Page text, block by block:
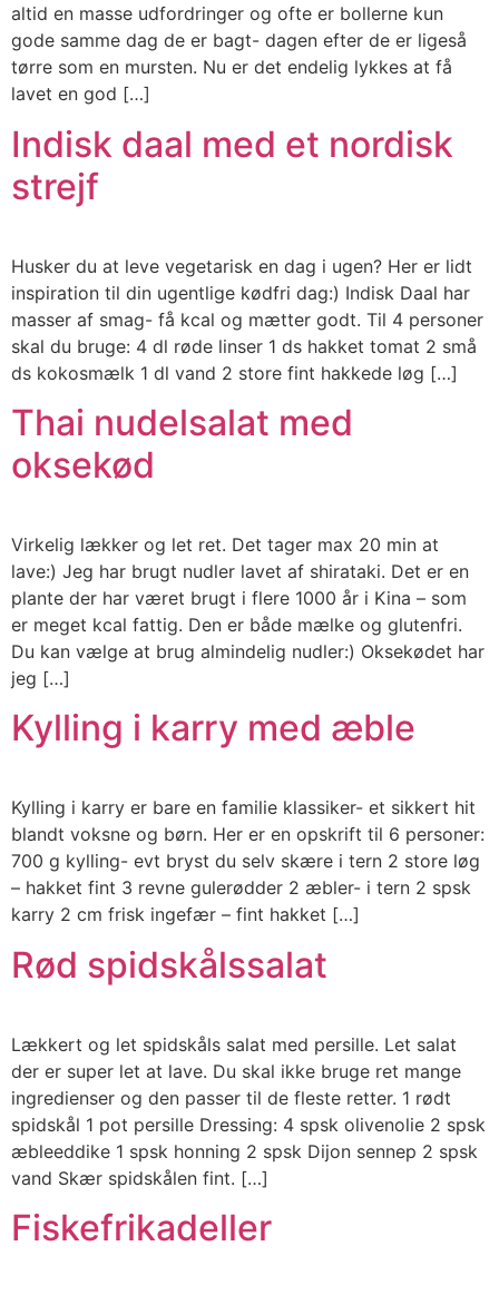
altid en masse udfordringer og ofte er bollerne kun
gode samme dag de er bagt- dagen efter de er ligeså
tørre som en mursten. Nu er det endelig lykkes at få
lavet en god […]
Indisk daal med et nordisk
strejf
Husker du at leve vegetarisk en dag i ugen? Her er lidt
inspiration til din ugentlige kødfri dag:) Indisk Daal har
masser af smag- få kcal og mætter godt. Til 4 personer
skal du bruge: 4 dl røde linser 1 ds hakket tomat 2 små
ds kokosmælk 1 dl vand 2 store fint hakkede løg […]
Thai nudelsalat med
oksekød
Virkelig lækker og let ret. Det tager max 20 min at
lave:) Jeg har brugt nudler lavet af shirataki. Det er en
plante der har været brugt i flere 1000 år i Kina – som
er meget kcal fattig. Den er både mælke og glutenfri.
Du kan vælge at brug almindelig nudler:) Oksekødet har
jeg […]
Kylling i karry med æble
Kylling i karry er bare en familie klassiker- et sikkert hit
blandt voksne og børn. Her er en opskrift til 6 personer:
700 g kylling- evt bryst du selv skære i tern 2 store løg
– hakket fint 3 revne gulerødder 2 æbler- i tern 2 spsk
karry 2 cm frisk ingefær – fint hakket […]
Rød spidskålssalat
Lækkert og let spidskåls salat med persille. Let salat
der er super let at lave. Du skal ikke bruge ret mange
ingredienser og den passer til de fleste retter. 1 rødt
spidskål 1 pot persille Dressing: 4 spsk olivenolie 2 spsk
æbleeddike 1 spsk honning 2 spsk Dijon sennep 2 spsk
vand Skær spidskålen fint. […]
Fiskefrikadeller